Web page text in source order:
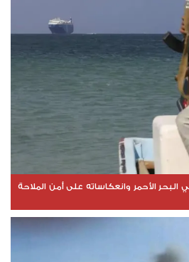
الأحمر وانعكاساته على أمن الملاحة